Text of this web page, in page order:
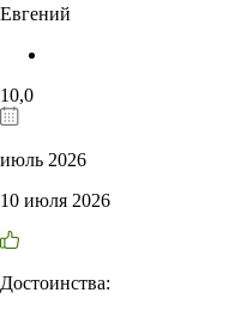
Евгений
10,0
июль 2026
10 июля 2026
Достоинства: